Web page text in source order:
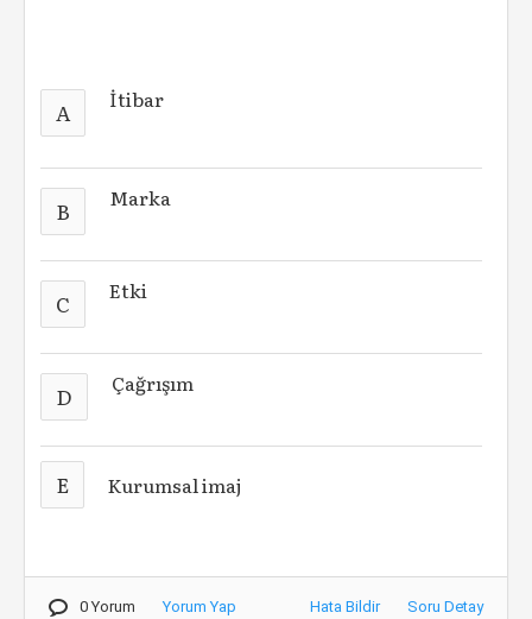
A İtibar
B Marka
C Etki
D Çağrışım
E Kurumsal imaj
0 Yorum Yorum Yap Hata Bildir Soru Detay